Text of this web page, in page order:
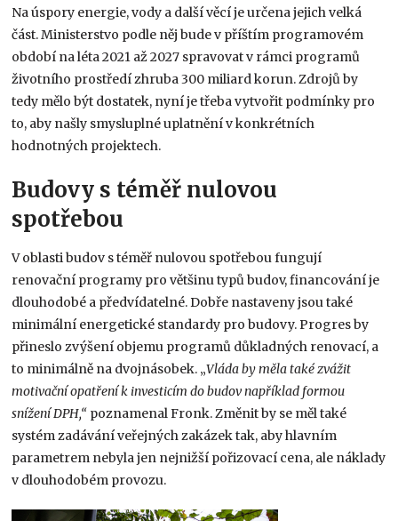
Na úspory energie, vody a další věcí je určena jejich velká
část. Ministerstvo podle něj bude v příštím programovém
období na léta 2021 až 2027 spravovat v rámci programů
životního prostředí zhruba 300 miliard korun. Zdrojů by
tedy mělo být dostatek, nyní je třeba vytvořit podmínky pro
to, aby našly smysluplné uplatnění v konkrétních
hodnotných projektech.
Budovy s téměř nulovou
spotřebou
V oblasti budov s téměř nulovou spotřebou fungují
renovační programy pro většinu typů budov, financování je
dlouhodobé a předvídatelné. Dobře nastaveny jsou také
minimální energetické standardy pro budovy. Progres by
přineslo zvýšení objemu programů důkladných renovací, a
to minimálně na dvojnásobek. „Vláda by měla také zvážit
motivační opatření k investicím do budov například formou
snížení DPH,“ poznamenal Fronk. Změnit by se měl také
systém zadávání veřejných zakázek tak, aby hlavním
parametrem nebyla jen nejnižší pořizovací cena, ale náklady
v dlouhodobém provozu.